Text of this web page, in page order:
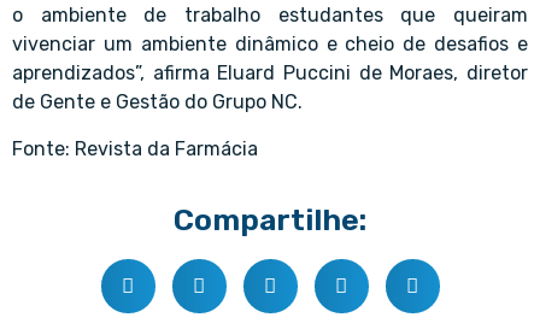
o ambiente de trabalho estudantes que queiram
vivenciar um ambiente dinâmico e cheio de desafios e
aprendizados”, afirma Eluard Puccini de Moraes, diretor
de Gente e Gestão do Grupo NC.
Fonte: Revista da Farmácia
Compartilhe: